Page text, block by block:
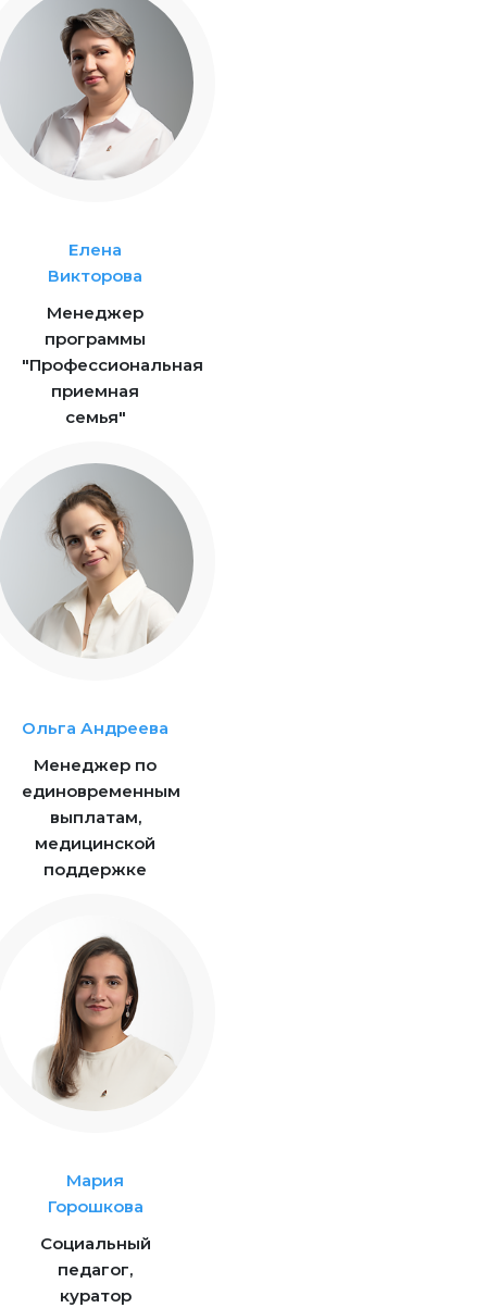
Елена
Викторова
Менеджер
программы
"Профессиональная
приемная
семья"
Ольга Андреева
Менеджер по
единовременным
выплатам,
медицинской
поддержке
Мария
Горошкова
Социальный
педагог,
куратор